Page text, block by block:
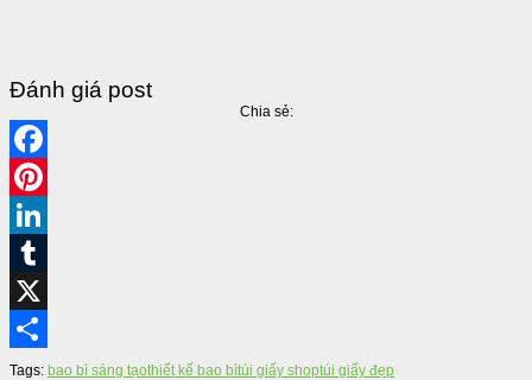
Đánh giá post
Chia sẻ:
Share
Tags: bao bì sáng tạothiết kế bao bìtúi giấy shoptúi giấy đẹp